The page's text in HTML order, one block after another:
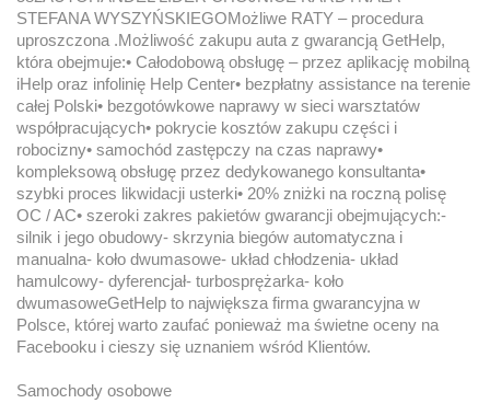
STEFANA WYSZYŃSKIEGOMożliwe RATY – procedura
uproszczona .Możliwość zakupu auta z gwarancją GetHelp,
która obejmuje:• Całodobową obsługę – przez aplikację mobilną
iHelp oraz infolinię Help Center• bezpłatny assistance na terenie
całej Polski• bezgotówkowe naprawy w sieci warsztatów
współpracujących• pokrycie kosztów zakupu części i
robocizny• samochód zastępczy na czas naprawy•
kompleksową obsługę przez dedykowanego konsultanta•
szybki proces likwidacji usterki• 20% zniżki na roczną polisę
OC / AC• szeroki zakres pakietów gwarancji obejmujących:-
silnik i jego obudowy- skrzynia biegów automatyczna i
manualna- koło dwumasowe- układ chłodzenia- układ
hamulcowy- dyferencjał- turbosprężarka- koło
dwumasoweGetHelp to największa firma gwarancyjna w
Polsce, której warto zaufać ponieważ ma świetne oceny na
Facebooku i cieszy się uznaniem wśród Klientów.
Samochody osobowe